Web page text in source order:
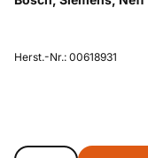
Herst.-Nr.: 00618931